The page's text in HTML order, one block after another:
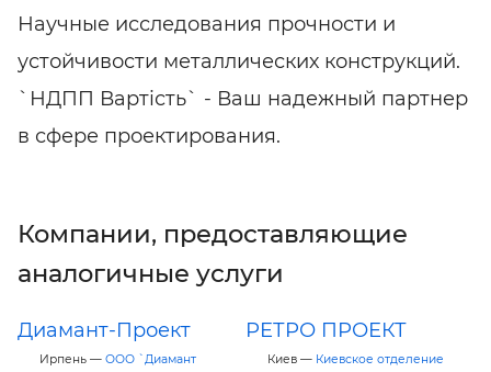
Научные исследования прочности и
устойчивости металлических конструкций.
`НДПП Вартість` - Ваш надежный партнер
в сфере проектирования.
Компании, предоставляющие
аналогичные услуги
Диамант-Проект
Ирпень — ООО `Диамант
РЕТРО ПРОЕКТ
Киев — Киевское отделение